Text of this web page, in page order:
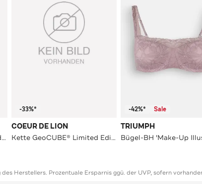
Armband GeoCUBE® Limited Edition Schwarz-Weiß
-33%*
COEUR DE LION
Kette GeoCUBE® Limited Edition Schwarz-Weiß
-42%* Sale
TRIUMPH
Herstellers. Prozentuale Ersparnis ggü. der UVP, sofern